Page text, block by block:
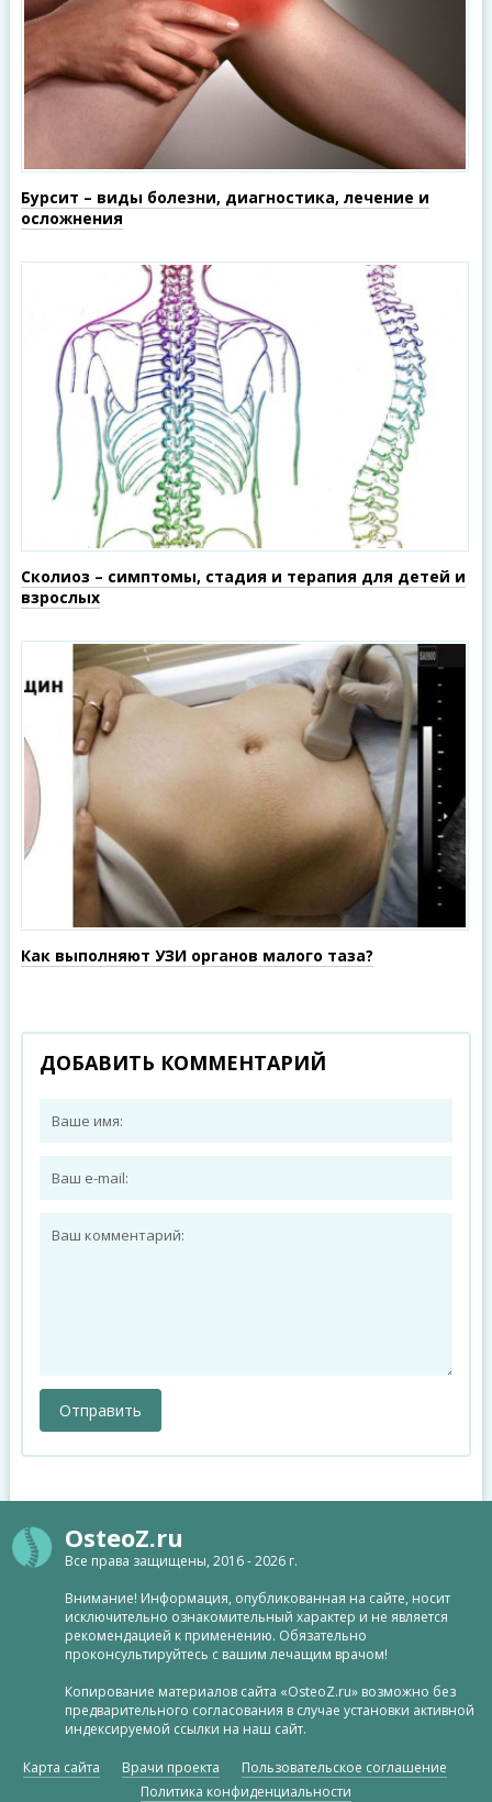
Бурсит – виды болезни, диагностика, лечение и
осложнения
Сколиоз – симптомы, стадия и терапия для детей и
взрослых
Как выполняют УЗИ органов малого таза?
ДОБАВИТЬ КОММЕНТАРИЙ
OsteoZ.ru
Все права защищены, 2016 - 2026 г.
Внимание! Информация, опубликованная на сайте, носит
исключительно ознакомительный характер и не является
рекомендацией к применению. Обязательно
проконсультируйтесь с вашим лечащим врачом!
Копирование материалов сайта «OsteoZ.ru» возможно без
предварительного согласования в случае установки активной
индексируемой ссылки на наш сайт.
Карта сайта Врачи проекта
Пользовательское соглашение
Политика конфиденциальности